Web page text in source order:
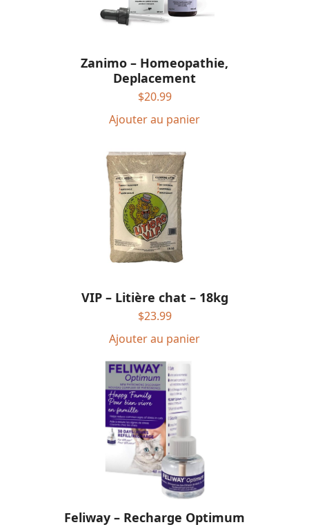
Zanimo – Homeopathie,
Deplacement
$20.99
Ajouter au panier
VIP – Litière chat – 18kg
$23.99
Ajouter au panier
Feliway – Recharge Optimum